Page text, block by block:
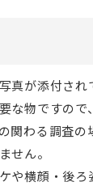
真が添付され
な物ですので
関わる調査の
せん。
や横顔・後ろ